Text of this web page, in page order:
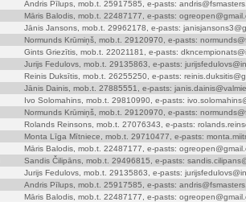
Andris Pīlups, mob.t. 25917585, e-pasts:
Māris Balodis, mob.t. 22487177, e-pasts:
Jānis Jansons, mob.t. 29962178, e-pasts:
Normunds Krūmiņš, mob.t. 29120970, e-pasts:
Gints Griezītis, mob.t. 22021181, e-pasts:
Jurijs Fedulovs, mob.t. 29135863, e-pasts:
Reinis Duksītis, mob.t. 26255250, e-pasts:
Jānis Dainis, mob.t. 27885551, e-pasts:
Ivo Solomahins, mob.t. 29810990, e-pasts:
Normunds Krūmiņš, mob.t. 29120970, e-pasts:
Rolands Reinsons, mob.t. 27076343, e-pasts:
Monta Līga Mītniece, mob.t. 29710477, e-pasts:
Māris Balodis, mob.t. 22487177, e-pasts:
Sandis Čilipāns, mob.t. 29496815, e-pasts:
Jurijs Fedulovs, mob.t. 29135863, e-pasts:
Andris Pīlups, mob.t. 25917585, e-pasts:
Māris Balodis, mob.t. 22487177, e-pasts: